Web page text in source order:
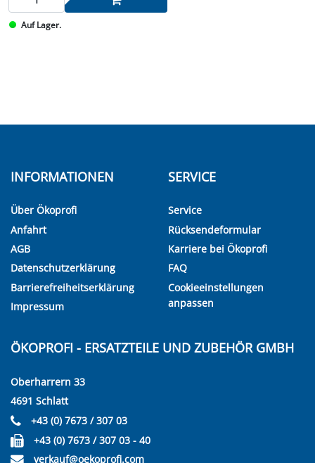
Auf Lager.
INFORMATIONEN
Über Ökoprofi
Anfahrt
AGB
Datenschutzerklärung
Barrierefreiheitserklärung
Impressum
SERVICE
Service
Rücksendeformular
Karriere bei Ökoprofi
FAQ
Cookieeinstellungen
anpassen
ÖKOPROFI - ERSATZTEILE UND ZUBEHÖR GMBH
Oberharrern 33
4691 Schlatt
+43 (0) 7673 / 307 03
+43 (0) 7673 / 307 03 - 40
verkauf@oekoprofi.com